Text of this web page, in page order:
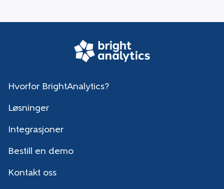
Hvorfor BrightAnalytics?
Løsninger
Integrasjoner
Bestill en demo
Kontakt oss